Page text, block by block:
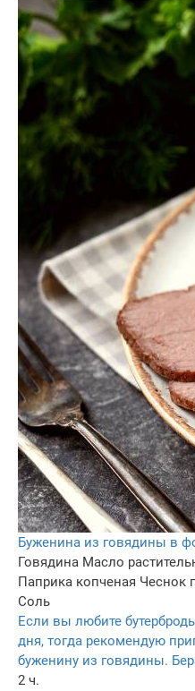
Буженина из говядины в
Говядина Масло
Паприка копченая Чеснок
Соль
Если вы любите
дня, тогда рекомендую
буженину из говядины.
2 ч.